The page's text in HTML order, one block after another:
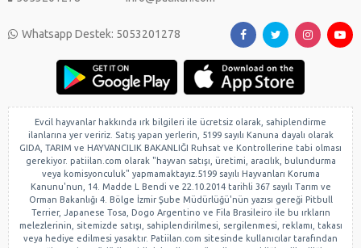
Whatsapp Destek: 5053201278
Evcil hayvanlar hakkında ırk bilgileri ile ücretsiz olarak, sahiplendirme
ilanlarına yer veririz. Satış yapan yerlerin, 5199 sayılı Kanuna dayalı olarak
GIDA, TARIM ve HAYVANCILIK BAKANLIĞI Ruhsat ve Kontrollerine tabi olması
gerekiyor. patiilan.com olarak "hayvan satışı, üretimi, aracılık, bulundurma
veya komisyonculuk" yapmamaktayız.5199 sayılı Hayvanları Koruma
Kanunu'nun, 14. Madde L Bendi ve 22.10.2014 tarihli 367 sayılı Tarım ve
Orman Bakanlığı 4. Bölge İzmir Şube Müdürlüğü'nün yazısı gereği Pitbull
Terrier, Japanese Tosa, Dogo Argentino ve Fila Brasileiro ile bu ırkların
melezlerinin, sitemizde satışı, sahiplendirilmesi, sergilenmesi, reklamı, takası
veya hediye edilmesi yasaktır. Patiilan.com sitesinde kullanıcılar tarafından